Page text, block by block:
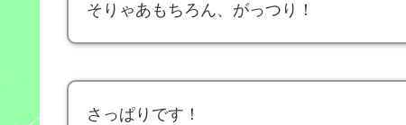
そりゃあもちろん、がっつり！
さっぱりです！